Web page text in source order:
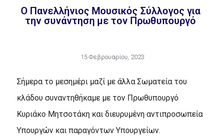
O Πανελλήνιος Μουσικός Σύλλογος για
την συνάντηση με τον Πρωθυπουργό
15 Φεβρουαρίου, 2023
Σήμερα το μεσημέρι μαζί με άλλα Σωματεία του
κλάδου συναντηθήκαμε με τον Πρωθυπουργό
Κυριάκο Μητσοτάκη και διευρυμένη αντιπροσωπεία
Υπουργών και παραγόντων Υπουργείων.